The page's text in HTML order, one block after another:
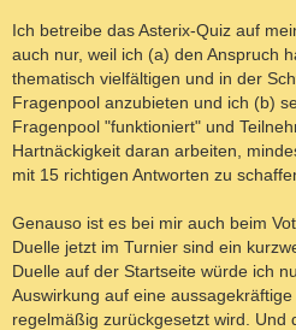
Ich betreibe das Asterix-Quiz auf
auch nur, weil ich (a) den Anspruch
thematisch vielfältigen und in der
Fragenpool anzubieten und ich (b)
Fragenpool "funktioniert" und
Hartnäckigkeit daran arbeiten,
mit 15 richtigen Antworten zu
Genauso ist es bei mir auch beim
Duelle jetzt im Turnier sind ein
Duelle auf der Startseite würde ich
Auswirkung auf eine
regelmäßig zurückgesetzt wird. Und